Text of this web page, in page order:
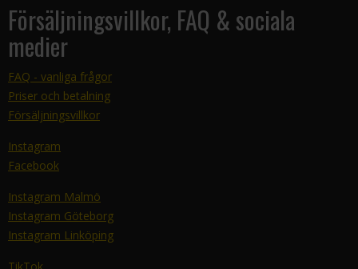
Försäljningsvillkor, FAQ & sociala
medier
FAQ - vanliga frågor
Priser och betalning
Försäljningsvillkor
Instagram
Facebook
Instagram Malmö
Instagram Göteborg
Instagram Linköping